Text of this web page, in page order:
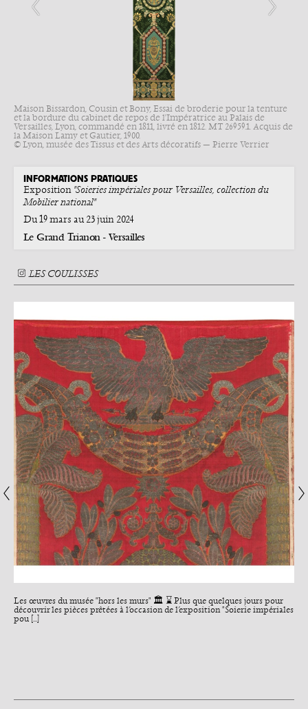
Maison Bissardon, Cousin et Bony, Essai de broderie pour la tenture
et la bordure du cabinet de repos de l'Impératrice au Palais de
Versailles, Lyon, commandé en 1811, livré en 1812. MT 26959.1. Acquis de
la Maison Lamy et Gautier, 1900.
© Lyon, musée des Tissus et des Arts décoratifs — Pierre Verrier
INFORMATIONS PRATIQUES
Exposition "Soieries impériales pour Versailles, collection du
Mobilier national"
Du 19 mars au 23 juin 2024
Le Grand Trianon - Versailles
LES COULISSES
Les œuvres du musée "hors les murs" 🏛️ ⌛ Plus que quelques jours pour
découvrir les pièces prêtées à l’occasion de l’exposition "Soierie impériales
pou [...]